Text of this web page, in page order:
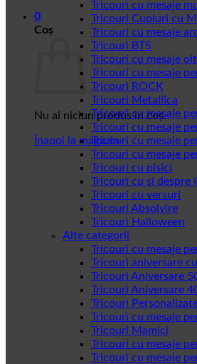
0
Coș
Nu ai niciun produs în coș.
Înapoi la magazin
Tricouri cu mesaje
Tricouri Cupluri cu
Tricouri cu mesaje
Tricouri BTS
Tricouri cu mesaje
Tricouri cu mesaje
Tricouri ROCK
Tricouri Metallica
Tricouri cu mesaje
Tricouri cu mesaje
Tricouri cu mesaje
Tricouri cu mesaje
Tricouri cu pisici
Tricouri cu si despre
Tricouri cu versuri
Tricouri Absolvire
Tricouri Halloween
Alte categorii
Tricouri cu mesaje
Tricouri aniversare
Tricouri Aniversare
Tricouri Aniversare
Tricouri
Tricouri cu mesaje
Tricouri Mamici
Tricouri cu mesaje
Tricouri cu mesaje